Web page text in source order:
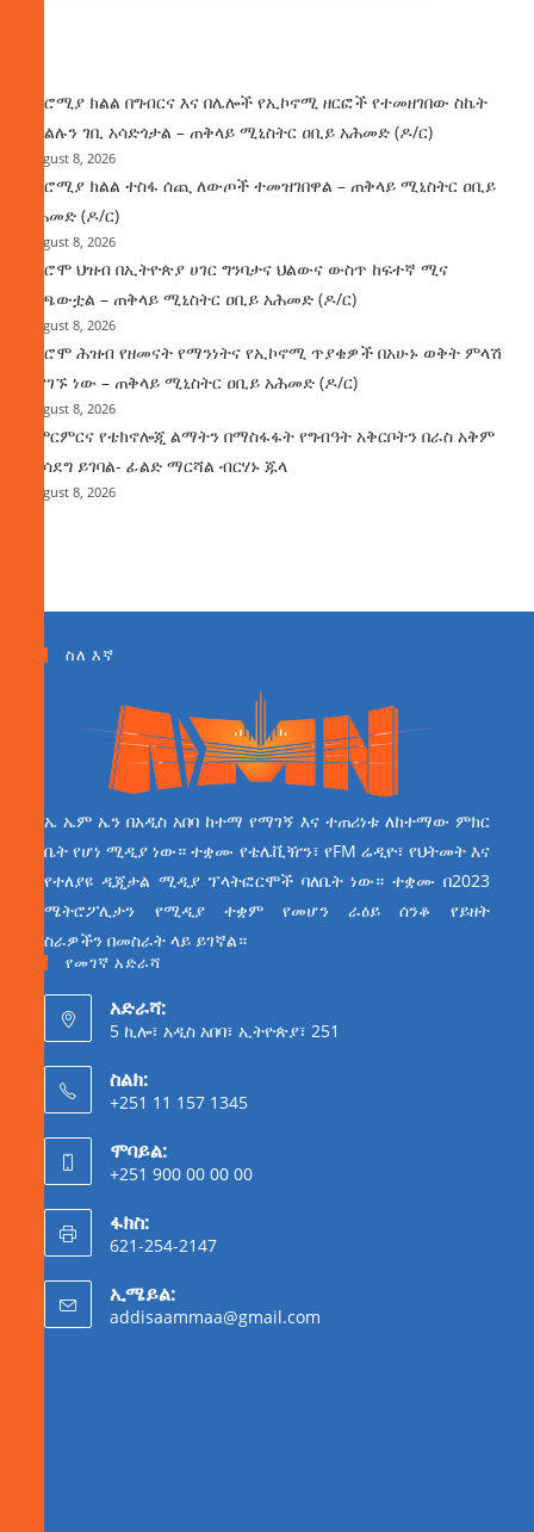
በኦሮሚያ ክልል በግብርና እና በሌሎች የኢኮኖሚ ዘርፎች የተመዘገበው ስኬት
የክልሉን ገቢ አሳድጎታል – ጠቅላይ ሚኒስትር ዐቢይ አሕመድ (ዶ/ር)
August 8, 2026
በኦሮሚያ ክልል ተስፋ ሰጪ ለውጦች ተመዝገበዋል – ጠቅላይ ሚኒስትር ዐቢይ
አሕመድ (ዶ/ር)
August 8, 2026
የኦሮሞ ህዝብ በኢትዮጵያ ሀገር ግንባታና ህልውና ውስጥ ከፍተኛ ሚና
ተጫውቷል – ጠቅላይ ሚኒስትር ዐቢይ አሕመድ (ዶ/ር)
August 8, 2026
የኦሮሞ ሕዝብ የዘመናት የማንነትና የኢኮኖሚ ጥያቄዎች በአሁኑ ወቅት ምላሽ
እያገኙ ነው – ጠቅላይ ሚኒስትር ዐቢይ አሕመድ (ዶ/ር)
August 8, 2026
የምርምርና የቴክኖሎጂ ልማትን በማስፋፋት የግብዓት አቅርቦትን በራስ አቅም
ማሳደግ ይገባል- ፊልድ ማርሻል ብርሃኑ ጁላ
August 8, 2026
ስለ እኛ
ኤ ኤም ኤን በአዲስ አበባ ከተማ የማገኝ እና ተጠሪነቱ ለከተማው ምክር
ቤት የሆነ ሚዲያ ነው። ተቋሙ የቴሌቪዥን፣ የFM ሬዲዮ፣ የህትመት እና
የተለያዩ ዲጂታል ሚዲያ ፕላትፎርሞች ባለቤት ነው። ተቋሙ በ2023
ሜትሮፖሊታን የሚዲያ ተቋም የመሆን ራዕይ ሰንቆ የይዘት
ስራዎችን በመስራት ላይ ይገኛል።
የመገኛ አድራሻ
አድራሻ:
5 ኪሎ፣ አዲስ አበባ፣ ኢትዮጵያ፣ 251
ስልክ:
+251 11 157 1345
ሞባይል:
+251 900 00 00 00
ፋክስ:
621-254-2147
ኢሜይል:
addisaammaa@gmail.com